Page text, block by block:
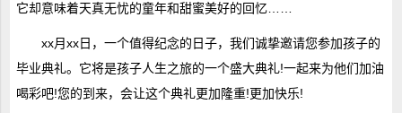
它却意味着天真无忧的童年和甜蜜美好的回忆……
xx月xx日，一个值得纪念的日子，我们诚挚邀请您参加孩子的
毕业典礼。它将是孩子人生之旅的一个盛大典礼!一起来为他们加油
喝彩吧!您的到来，会让这个典礼更加隆重!更加快乐!